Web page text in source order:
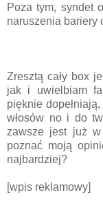
Poza tym, syndet
naruszenia bariery
Zresztą cały box
jak i uwielbiam
pięknie
włosów no i do
zawsze jest już
poznać moją
najbardziej?
[wpis reklamowy]